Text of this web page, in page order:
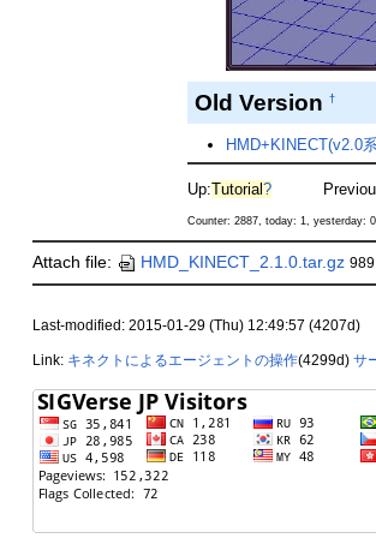
Old Version†
HMD+KINECT(v2.0
Up:Tutorial? Previous
Counter: 2887, today: 1, yesterday: 0
Attach file: HMD_KINECT_2.1.0.tar.gz
Last-modified: 2015-01-29 (Thu) 12:49:57 (4207d)
Link: キネクトによるエージェントの操作(4299d) サ